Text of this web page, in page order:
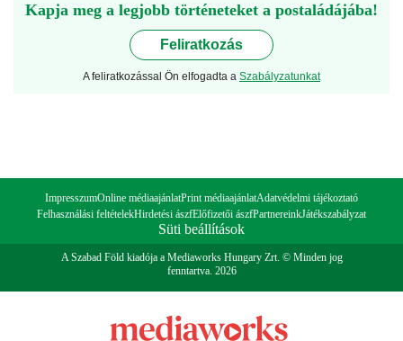
Kapja meg a legjobb történeteket a postaládájába!
Feliratkozás
A feliratkozással Ön elfogadta a Szabályzatunkat
ImpresszumOnline médiaajánlatPrint médiaajánlatAdatvédelmi tájékoztató
Felhasználási feltételekHirdetési ászfElőfizetői ászfPartnereinkJátékszabályzat
Süti beállítások
A Szabad Föld kiadója a Mediaworks Hungary Zrt. © Minden jog
fenntartva. 2026